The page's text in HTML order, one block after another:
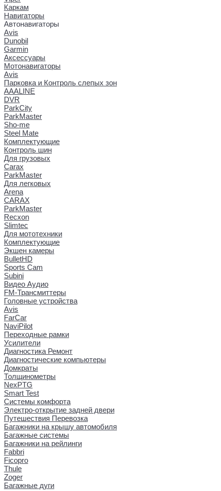
Каркам
Навигаторы
Автонавигаторы
Avis
Dunobil
Garmin
Аксессуары
Мотонавигаторы
Avis
Парковка и Контроль слепых зон
AAALINE
DVR
ParkCity
ParkMaster
Sho-me
Steel Mate
Комплектующие
Контроль шин
Для грузовых
Carax
ParkMaster
Для легковых
Arena
CARAX
ParkMaster
Recxon
Slimtec
Для мототехники
Комплектующие
Экшен камеры
BulletHD
Sports Cam
Subini
Видео Аудио
FM-Трансмиттеры
Головные устройства
Avis
FarCar
NaviPilot
Переходные рамки
Усилители
Диагностика Ремонт
Диагностические компьютеры
Домкраты
Толщинометры
NexPTG
Smart Test
Системы комфорта
Электро-открытие задней двери
Путешествия Перевозка
Багажники на крышу автомобиля
Багажные системы
Багажники на рейлинги
Fabbri
Ficopro
Thule
Zoger
Багажные дуги